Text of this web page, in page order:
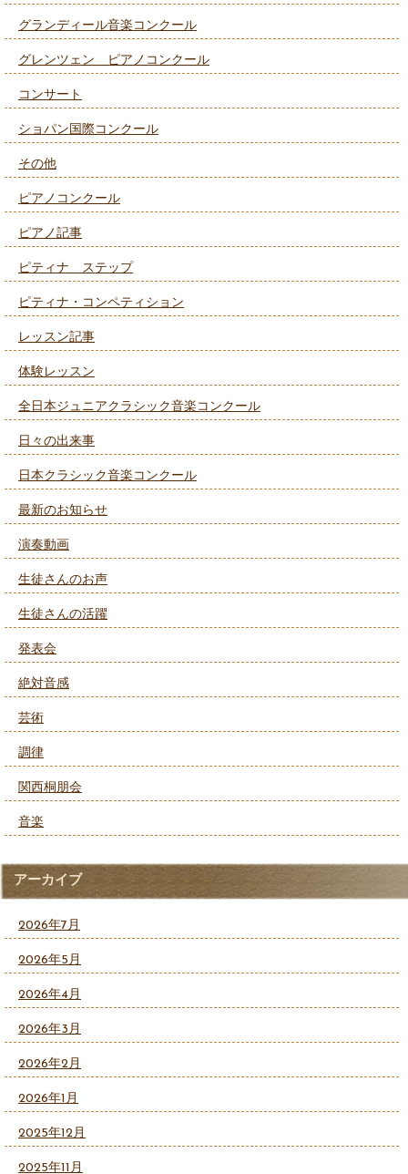
グランディール音楽コンクール
グレンツェン ピアノコンクール
コンサート
ショパン国際コンクール
その他
ピアノコンクール
ピアノ記事
ピティナ ステップ
ピティナ・コンペティション
レッスン記事
体験レッスン
全日本ジュニアクラシック音楽コンクール
日々の出来事
日本クラシック音楽コンクール
最新のお知らせ
演奏動画
生徒さんのお声
生徒さんの活躍
発表会
絶対音感
芸術
調律
関西桐朋会
音楽
アーカイブ
2026年7月
2026年5月
2026年4月
2026年3月
2026年2月
2026年1月
2025年12月
2025年11月